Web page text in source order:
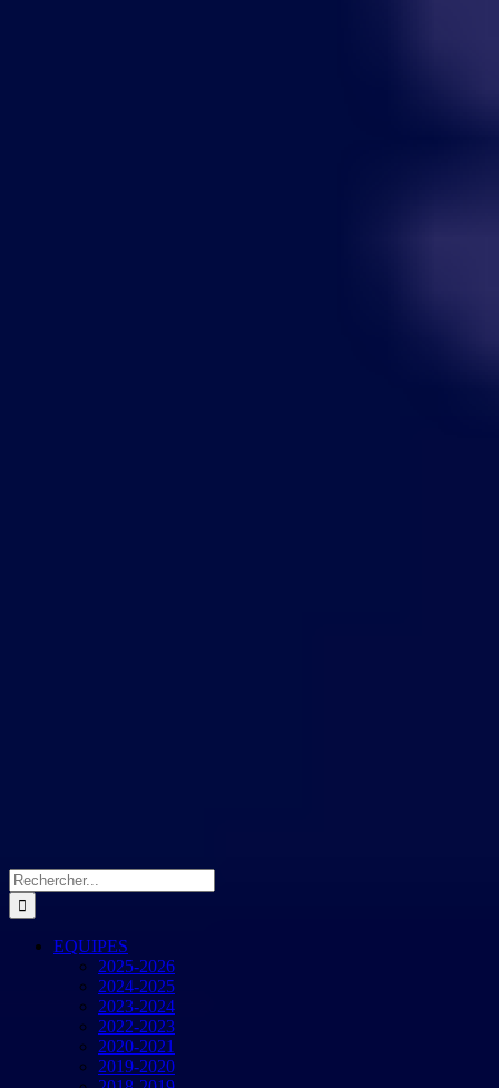
Rechercher:
EQUIPES
2025-2026
2024-2025
2023-2024
2022-2023
2020-2021
2019-2020